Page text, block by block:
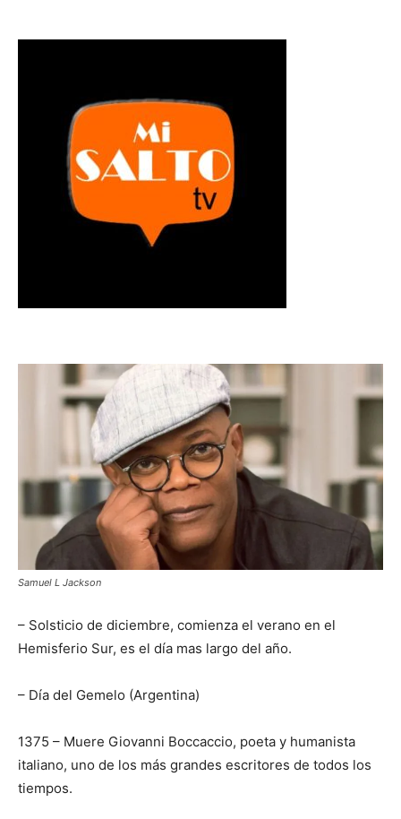
Samuel L Jackson
– Solsticio de diciembre, comienza el verano en el
Hemisferio Sur, es el día mas largo del año.
– Día del Gemelo (Argentina)
1375 – Muere Giovanni Boccaccio, poeta y humanista
italiano, uno de los más grandes escritores de todos los
tiempos.